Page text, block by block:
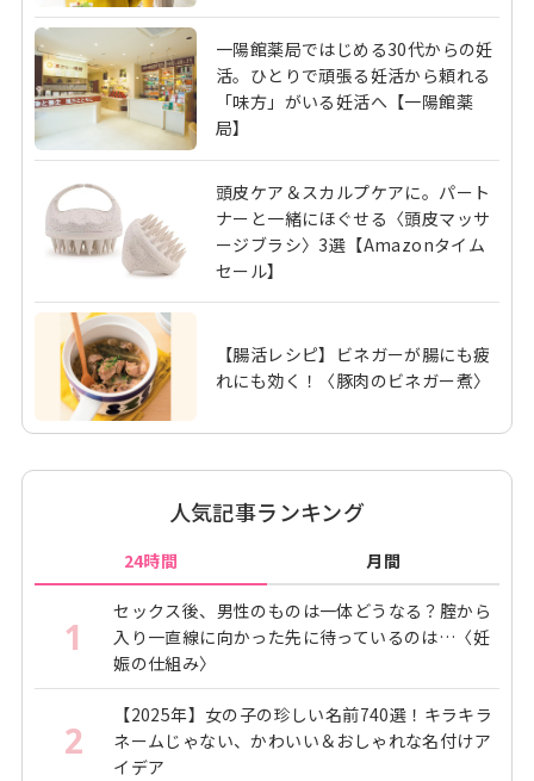
一陽館薬局ではじめる30代からの妊
活。ひとりで頑張る妊活から頼れる
「味方」がいる妊活へ【一陽館薬
局】
頭皮ケア＆スカルプケアに。パート
ナーと一緒にほぐせる〈頭皮マッサ
ージブラシ〉3選【Amazonタイム
セール】
【腸活レシピ】ビネガーが腸にも疲
れにも効く！〈豚肉のビネガー煮〉
人気記事ランキング
24時間 月間
1
セックス後、男性のものは一体どうなる？腟から
入り一直線に向かった先に待っているのは…〈妊
娠の仕組み〉
2
【2025年】女の子の珍しい名前740選！キラキラ
ネームじゃない、かわいい＆おしゃれな名付けア
イデア